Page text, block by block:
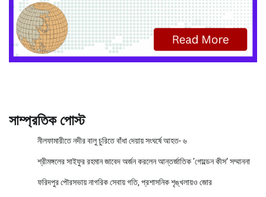
সাম্প্রতিক পোস্ট
নীলফামারীতে নদীর বালু চুরিতে বাঁধা দেয়ায় সংঘর্ষে আহত- ৬
শ্রীমঙ্গলের সাইফুর রহমান জাবেদ অর্জন করলেন আন্তর্জাতিক ‘গোল্ডেন কীস’ সম্মাননা
ফরিদপুর পৌরসভায় নাগরিক সেবায় গতি, প্রশাসনিক শৃঙ্খলায়ও জোর